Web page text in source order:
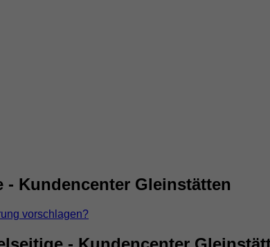
Kundencenter Gleinstätten
vorschlagen?